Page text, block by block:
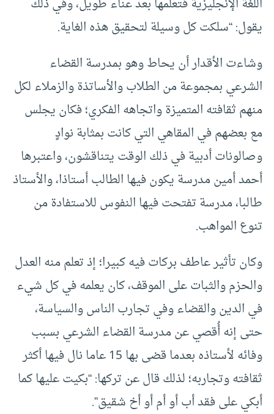
يقول: “سلكت كل وسيلة لتحقيق هذه الغاية.
وشاءت الأقدار أن يحاط وهو بمدرسة القضاء
الشرعي بمجموعة من الطلاب والأساتذة والزملاء لكل
منهم ثقافته المتميزة واتجاهه الفكري؛ فكان يجلس
مع بعضهم في المقاهي التي كانت بمثابة نوادٍ
وصالونات أدبية في ذلك الوقت يتناقشون، واعتبرها
أحمد أمين مدرسة يكون فيها الطالب أستاذا، والأستاذ
طالبا، مدرسة تفتحت فيها النفوس للاستفادة من
تنوع المواهب.
وكان تأثير عاطف بركات فيه كبيرا؛ إذ تعلم منه العدل
والحزم والثبات على الموقف، كان يعلمه في كل شيء
في الدين والقضاء وفي تجارب الناس والسياسة،
حتى إنه أُقصي عن مدرسة القضاء الشرعي بسبب
وفائه لأستاذه بعدما قضى بها 15 عاما نال فيها أكثر
ثقافته وتجاربه؛ لذلك قال عن تركها: “بكيت عليها كما
أبكي على فقد أب أو أم أو أخ شقيق”.